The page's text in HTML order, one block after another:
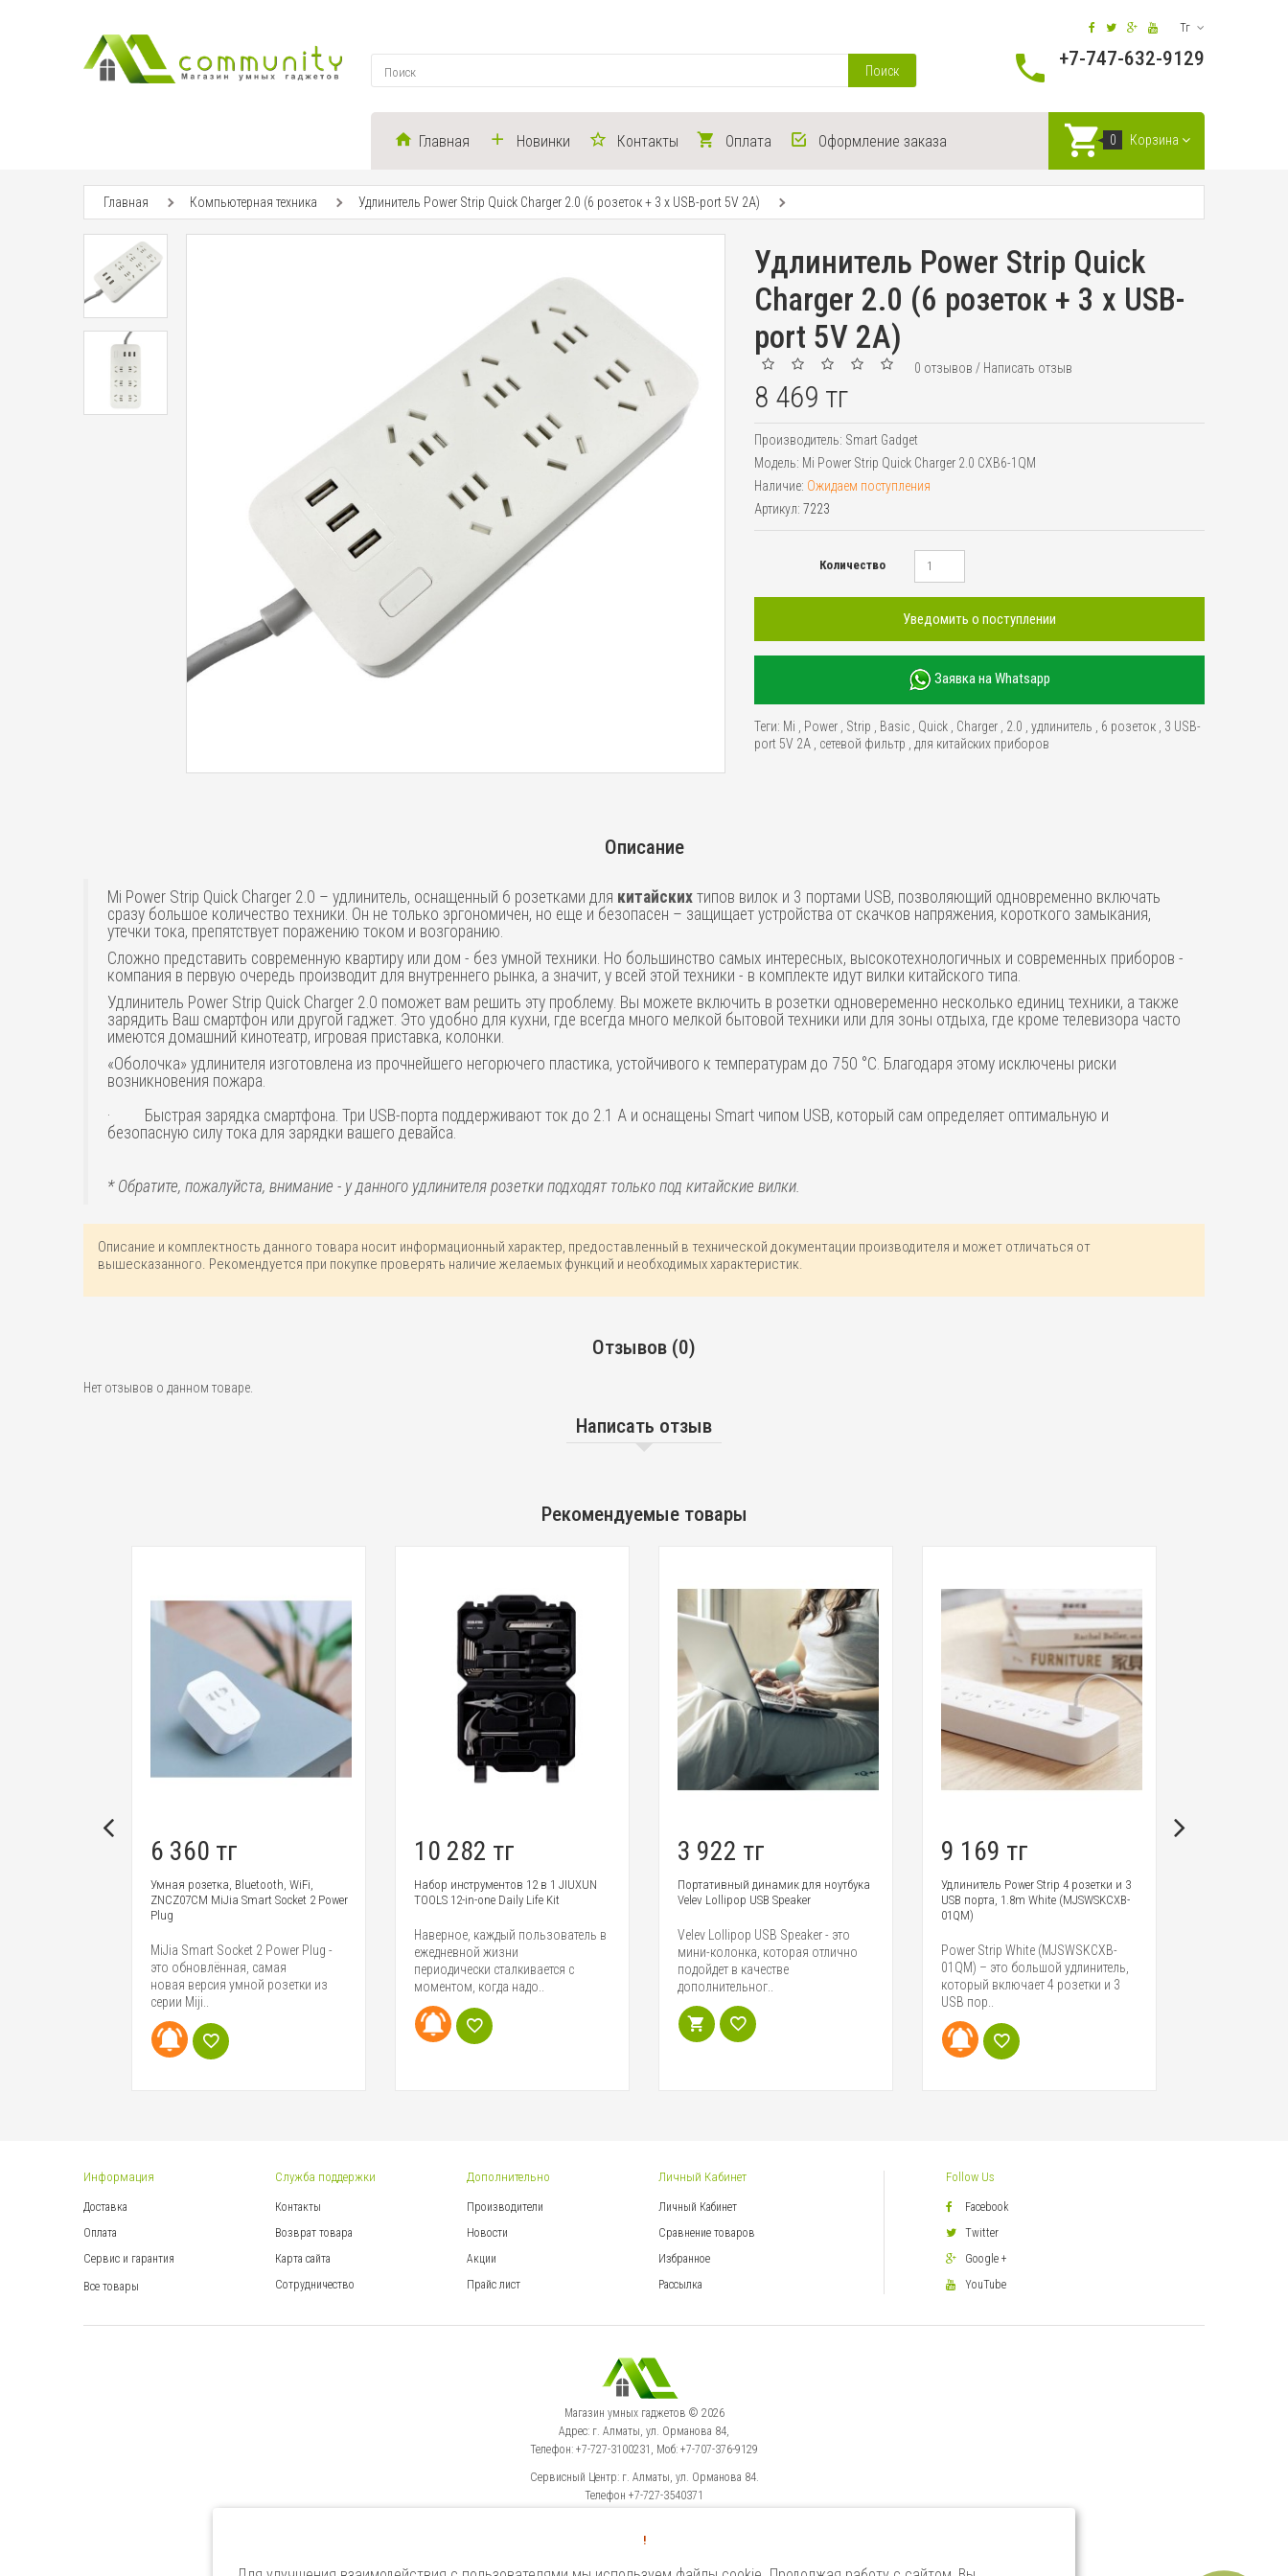
Тг
Поиск
+7-747-632-9129
Главная Новинки Контакты Оплата Оформление заказа 0 Корзина
Главная Компьютерная техника Удлинитель Power Strip Quick Charger 2.0 (6 розеток + 3 х USB-port 5V 2A)
Удлинитель Power Strip Quick
Charger 2.0 (6 розеток + 3 х USB-
port 5V 2A)
0 отзывов / Написать отзыв
8 469 тг
Производитель: Smart Gadget
Модель: Mi Power Strip Quick Charger 2.0 CXB6-1QM
Наличие: Ожидаем поступления
Артикул: 7223
Количество
Уведомить о поступлении
Заявка на Whatsapp
Теги: Mi Power Strip Basic Quick Charger 2.0 удлинитель 6 розеток
3 USB-
port 5V 2A
сетевой фильтр для китайских приборов
Описание
Mi Power Strip Quick Charger 2.0 – удлинитель, оснащенный 6 розетками для китайских типов вилок и 3 портами USB, позволяющий одновременно включать
сразу большое количество техники. Он не только эргономичен, но еще и безопасен – защищает устройства от скачков напряжения, короткого замыкания,
утечки тока, препятствует поражению током и возгоранию.
Сложно представить современную квартиру или дом - без умной техники. Но большинство самых интересных, высокотехнологичных и современных приборов -
компания в первую очередь производит для внутреннего рынка, а значит, у всей этой техники - в комплекте идут вилки китайского типа.
Удлинитель Power Strip Quick Charger 2.0 поможет вам решить эту проблему. Вы можете включить в розетки одновеременно несколько единиц техники, а также
зарядить Ваш смартфон или другой гаджет. Это удобно для кухни, где всегда много мелкой бытовой техники или для зоны отдыха, где кроме телевизора часто
имеются домашний кинотеатр, игровая приставка, колонки.
«Оболочка» удлинителя изготовлена из прочнейшего негорючего пластика, устойчивого к температурам до 750 °C. Благодаря этому исключены риски
возникновения пожара.
· Быстрая зарядка смартфона. Три USB-порта поддерживают ток до 2.1 А и оснащены Smart чипом USB, который сам определяет оптимальную и
безопасную силу тока для зарядки вашего девайса.
* Обратите, пожалуйста, внимание - у данного удлинителя розетки подходят только под китайские вилки.
Описание и комплектность данного товара носит информационный характер, предоставленный в технической документации производителя и может отличаться от
вышесказанного. Рекомендуется при покупке проверять наличие желаемых функций и необходимых характеристик.
Отзывов (0)
Нет отзывов о данном товаре.
Написать отзыв
Рекомендуемые товары
6 360 тг
Умная розетка, Bluetooth, WiFi,
ZNCZ07CM MiJia Smart Socket 2 Power
Plug
MiJia Smart Socket 2 Power Plug -
это обновлённая, самая
новая версия умной розетки из
серии Miji..
10 282 тг
Набор инструментов 12 в 1 JIUXUN
TOOLS 12-in-one Daily Life Kit
Наверное, каждый пользователь в
ежедневной жизни
периодически сталкивается с
моментом, когда надо..
3 922 тг
Портативный динамик для ноутбука
Velev Lollipop USB Speaker
Velev Lollipop USB Speaker - это
мини-колонка, которая отлично
подойдет в качестве
дополнительног..
9 169 тг
Удлинитель Power Strip 4 розетки и 3
USB порта, 1.8m White (MJSWSKCXB-
01QM)
Power Strip White (MJSWSKCXB-
01QM) – это большой удлинитель,
который включает 4 розетки и 3
USB пор..
Информация
Доставка
Оплата
Сервис и гарантия
Все товары
Служба поддержки
Контакты
Возврат товара
Карта сайта
Сотрудничество
Дополнительно
Производители
Новости
Акции
Прайс лист
Личный Кабинет
Личный Кабинет
Сравнение товаров
Избранное
Рассылка
Follow Us
Facebook
Twitter
Google +
YouTube
Магазин умных гаджетов © 2026
Адрес: г. Алматы, ул. Орманова 84,
Телефон: +7-727-3100231, Моб: +7-707-376-9129
Сервисный Центр: г. Алматы, ул. Орманова 84.
Телефон +7-727-3540371
Select Language
!